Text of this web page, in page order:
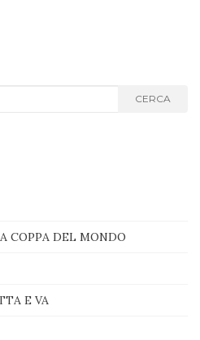
CERCA
COPPA DEL MONDO
E VA